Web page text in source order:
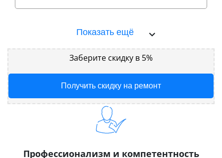
Показать ещё
Заберите скидку в 5%
Получить скидку на ремонт
Профессионализм и компетентность